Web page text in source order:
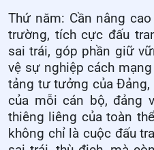
Thứ năm: Cần nâng
trường, tích cực đấu
sai trái, góp phần giữ
vệ sự nghiệp cách
tảng tư tưởng của
của mỗi cán bộ, đảng
thiêng liêng của toàn
không chỉ là cuộc đấu